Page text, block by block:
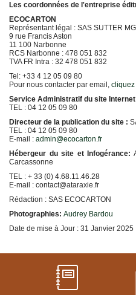
Cartons
Tableau
et
Écran
Kits
cartons
avec
adhésifs
Boites
à
chaussures
PACKS
DÉMÉNAGEMENT
déménagement
tout-
en-
Pack
T1
Les coordonnées de l'entreprise
ECOCARTON
Représentant légal : SAS SUTTER
9 rue Francis Aston
11 100 Narbonne
RCS Narbonne : 478 051 832
TVA FR Intra : 32 478 051 832
Tel: +33 4 12 05 09 80
Pour nous contacter par email, cliquez
Service Administratif du site Internet
TEL : 04 12 05 09 80
Directeur de la publication du site :
TEL : 04 12 05 09 80
E-mail : admin@ecocarton.fr
Hébergeur du site et Infogérance:
Carcassonne
TEL : + 33 (0) 4.68.11.46.28
E-mail : contact@ataraxie.fr
Rédaction : SAS ECOCARTON
Photographies: Audrey Bardou
Date de mise à Jour : 31 Janvier 2025